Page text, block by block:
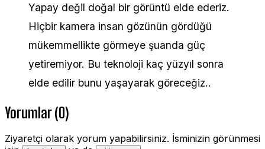
Yapay değil doğal bir görüntü elde ederiz.
Hiçbir kamera insan gözünün gördüğü
mükemmellikte görmeye şuanda güç
yetiremiyor. Bu teknoloji kaç yüzyıl sonra
elde edilir bunu yaşayarak göreceğiz..
Yorumlar (0)
Ziyaretçi olarak yorum yapabilirsiniz. İsminizin görünmesi